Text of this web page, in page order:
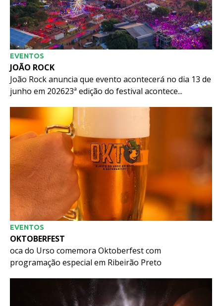
EVENTOS
JOÃO ROCK
João Rock anuncia que evento acontecerá no dia 13 de
junho em 202623ª edição do festival acontece...
EVENTOS
OKTOBERFEST
oca do Urso comemora Oktoberfest com
programação especial em Ribeirão Preto